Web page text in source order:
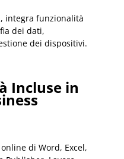
integra funzionalità
dei dati,
dei dispositivi.
Incluse in
di Word, Excel,